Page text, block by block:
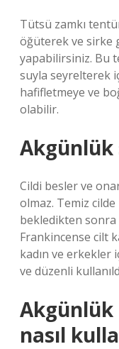
Tütsü zamkı
öğüterek ve sirke
yapabilirsiniz. Bu
suyla seyrelterek
hafifletmeye ve
olabilir.
Akgünlük
Cildi besler ve
olmaz. Temiz
bekledikten sonra
Frankincense cilt
kadın ve erkekler
ve düzenli
Akgünlük
nasıl